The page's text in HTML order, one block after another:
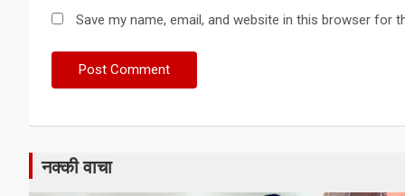
Save my name, email, and website in this browser for
नक्की वाचा